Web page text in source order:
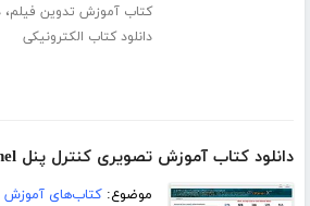
کتاب آموزش تدوین فیلم،
دانلود کتاب الکترونیکی
دانلود کتاب آموزش تصویری کنترل پنل cPanel
موضوع:کتاب‌های آموزش و